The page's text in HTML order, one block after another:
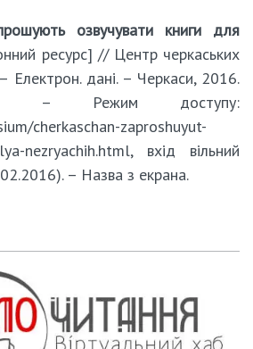
озвучувати книги для
ресурс] // Центр черкаських
Електрон. дані. – Черкаси, 2016.
Режим доступу:
cherkaschan-zaproshuyut-
nezryachih.html, вхід вільний
– Назва з екрана.